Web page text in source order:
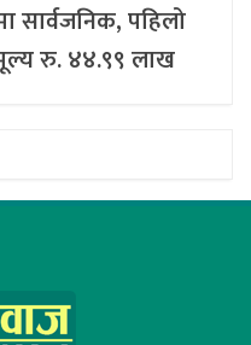
सार्वजनिक, पहिलो
रु. ४४.९९ लाख